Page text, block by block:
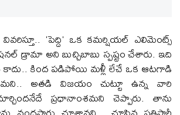
'పెద్ది' ఒక కమర్షియల్ ఎలిమెంట్స్
డ్రామా అని బుచ్చిబాబు స్పష్టం చేశారు. ఇది
కింద పడిపోయి మళ్లీ లేచే ఒక ఆటగాడి
అత‌డి విజయం చుట్టూ ఉన్న వారి
ప్రధానాంశమని చెప్పారు. తాను